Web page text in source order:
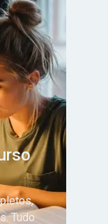
Tudo